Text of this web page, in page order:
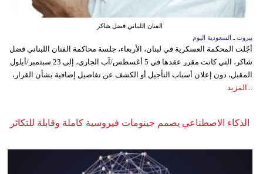
الفنان اللبناني فضل شاكر
بيروت ـ السعودية اليوم
أجّلت المحكمة العسكرية في لبنان، الأربعاء، جلسة محاكمة الفنان اللبناني فضل
شاكر، التي كانت مقرر عقدها في 5 أغسطس/آب الجاري، إلى 23 سبتمبر/أيلول
المقبل، دون إعلان أسباب التأجيل أو الكشف عن تفاصيل إضافية بشأن القرار،
المزيد
الذكاء الاصطناعي يصمم جينومات فيروسية كاملة وقابلة للتكاثر